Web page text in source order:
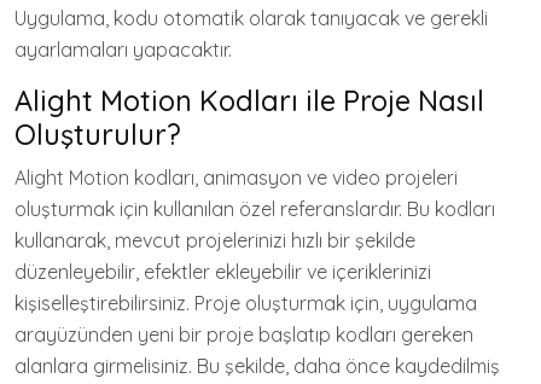
Uygulama, kodu otomatik olarak tanıyacak ve gerekli
ayarlamaları yapacaktır.
Alight Motion Kodları ile Proje Nasıl
Oluşturulur?
Alight Motion kodları, animasyon ve video projeleri
oluşturmak için kullanılan özel referanslardır. Bu kodları
kullanarak, mevcut projelerinizi hızlı bir şekilde
düzenleyebilir, efektler ekleyebilir ve içeriklerinizi
kişiselleştirebilirsiniz. Proje oluşturmak için, uygulama
arayüzünden yeni bir proje başlatıp kodları gereken
alanlara girmelisiniz. Bu şekilde, daha önce kaydedilmiş